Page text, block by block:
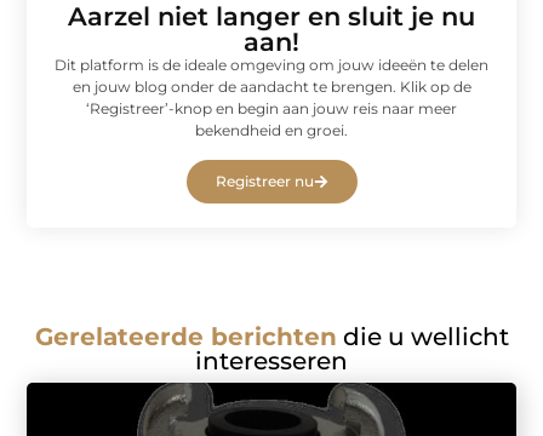
Aarzel niet langer en sluit je nu
aan!
Dit platform is de ideale omgeving om jouw ideeën te delen
en jouw blog onder de aandacht te brengen. Klik op de
‘Registreer’-knop en begin aan jouw reis naar meer
bekendheid en groei.
Registreer nu
Gerelateerde berichten die u wellicht
interesseren